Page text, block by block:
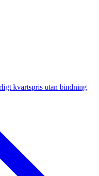
kvartspris utan bindning